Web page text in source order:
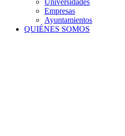
Universidades
Empresas
Ayuntamientos
QUIÉNES SOMOS